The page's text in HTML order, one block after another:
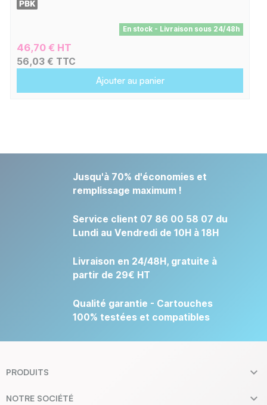
En stock - Livraison sous 24/48h
46,70 € HT
56,03 € TTC
Ajouter au panier
Jusqu'à 70% d'économies et
remplissage maximum !
Service client 07 86 00 58 07 du
Lundi au Vendredi de 10H à 18H
Livraison en 24/48H, gratuite à
partir de 29€ HT
Qualité garantie - Cartouches
100% testées et compatibles
PRODUITS 
NOTRE SOCIÉTÉ 